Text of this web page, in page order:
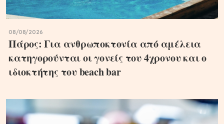
08/08/2026
Πάρος: Για ανθρωποκτονία από αμέλεια
κατηγορούνται οι γονείς του 4χρονου και ο
ιδιοκτήτης του beach bar